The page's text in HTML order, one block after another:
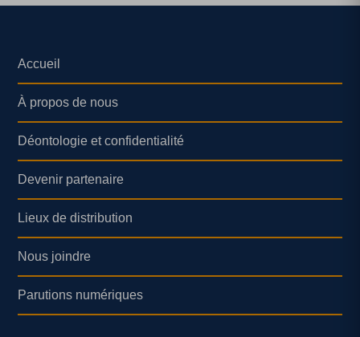
Accueil
À propos de nous
Déontologie et confidentialité
Devenir partenaire
Lieux de distribution
Nous joindre
Parutions numériques